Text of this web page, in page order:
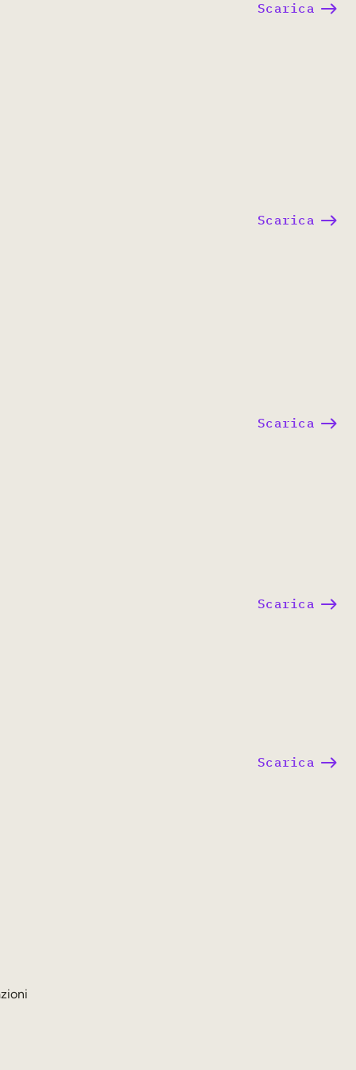
Scarica
Scarica
Scarica
Scarica
Scarica